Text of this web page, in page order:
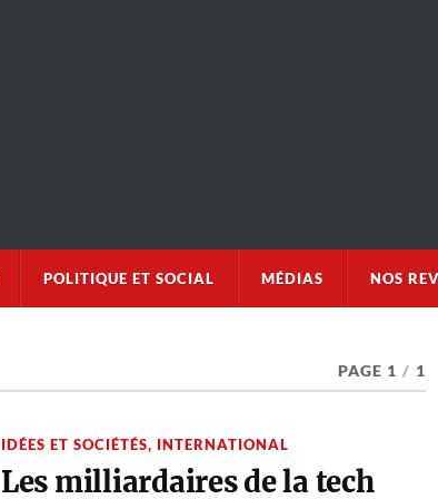
POLITIQUE ET SOCIAL MÉDIAS NOS
PAGE 1 / 1
IDÉES ET SOCIÉTÉS, INTERNATIONAL
Les milliardaires de la tech